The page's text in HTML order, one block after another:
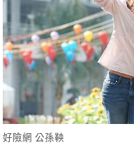
好險網 公孫鞅